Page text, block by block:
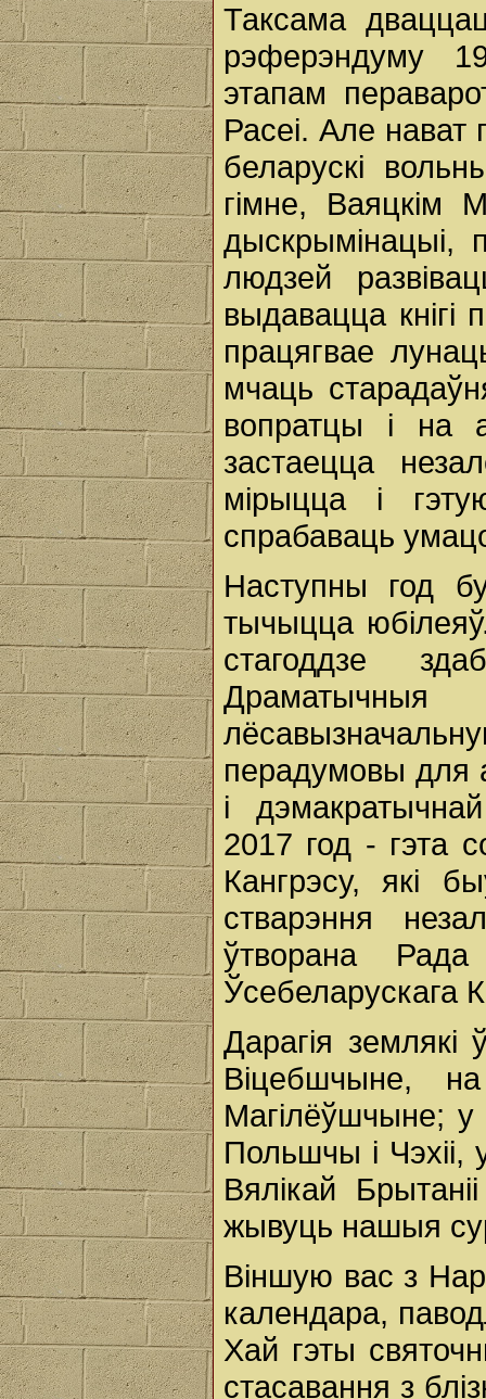
Таксама
рэферэндуму
этапам
Расеі. Але
беларускі
гімне, Ваяцкім
дыскрымінацыі,
людзей
выдавацца кнігі
працягвае
мчаць
вопратцы і на
застаецца
мірыцца і
спрабаваць
Наступны год
тычыцца
стагоддзе
перадумовы для
і
2017 год - гэта
Кангрэсу, які
стварэння
ўтворана
Ўсебеларускага
Дарагія
Віцебшчыне,
Магілёўшчыне;
Польшчы і Чэхіі,
Вялікай
жывуць нашыя
Віншую вас з
календара,
Хай гэты
стасавання з